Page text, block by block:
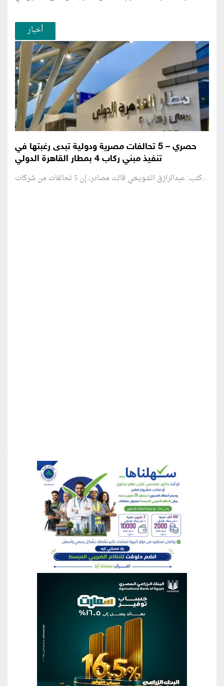
أخبار
حصري – 5 تحالفات مصرية ودولية تبدى رغبتها في
تنفيذ مبني ركاب 4 بمطار القاهرة الدولي
كتب: عبدالرازق الشويخي قالت مصادر، إن 5 تحالفات من شركات...
منطقة إعلانية
منطقة إعلانية